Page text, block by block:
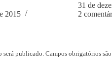
2015
31 de
2
será publicado. Campos obrigatórios